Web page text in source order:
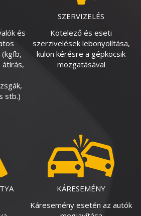
és
átírás,
stb.)
SZERVIZELÉS
Kötelező és eseti
szerzivelések lebonyolítása,
külön kérésre a gépkocsik
mozgatásával
KÁRESEMÉNY
Káresemény esetén az autók